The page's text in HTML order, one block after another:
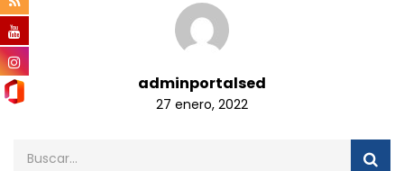
adminportalsed
27 enero, 2022